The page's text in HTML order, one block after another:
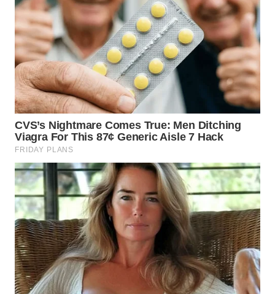
KALTIM
WN
SULSEL
WN
GORONTALO
WN
SULUT
WN
MALUKU
WN
MALUT
WN
DAIRI